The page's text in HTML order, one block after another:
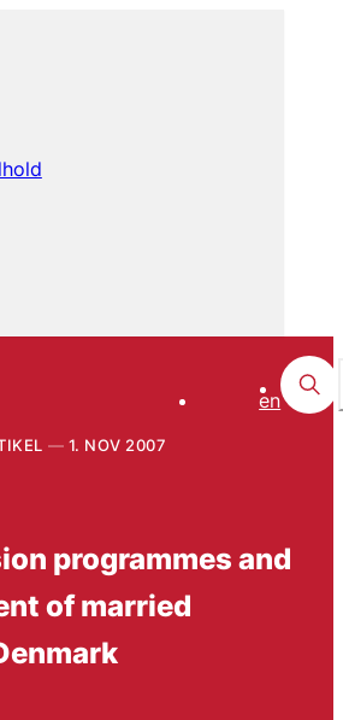
en
1. NOV 2007
programmes and
of married